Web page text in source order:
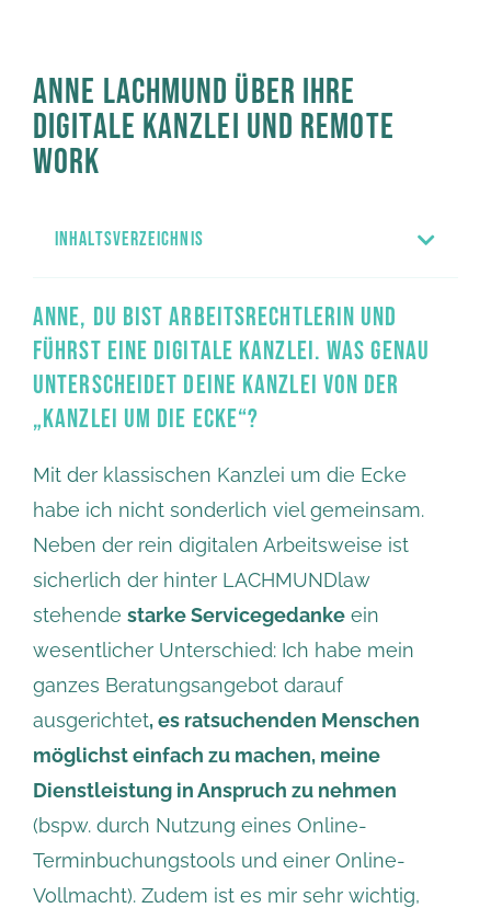
ANNE LACHMUND ÜBER IHRE
DIGITALE KANZLEI UND REMOTE
WORK
INHALTSVERZEICHNIS
ANNE, DU BIST ARBEITSRECHTLERIN UND
FÜHRST EINE DIGITALE KANZLEI. WAS GENAU
UNTERSCHEIDET DEINE KANZLEI VON DER
„KANZLEI UM DIE ECKE“?
Mit der klassischen Kanzlei um die Ecke
habe ich nicht sonderlich viel gemeinsam.
Neben der rein digitalen Arbeitsweise ist
sicherlich der hinter LACHMUNDlaw
stehende starke Servicegedanke ein
wesentlicher Unterschied: Ich habe mein
ganzes Beratungsangebot darauf
ausgerichtet, es ratsuchenden Menschen
möglichst einfach zu machen, meine
Dienstleistung in Anspruch zu nehmen
(bspw. durch Nutzung eines Online-
Terminbuchungstools und einer Online-
Vollmacht). Zudem ist es mir sehr wichtig,